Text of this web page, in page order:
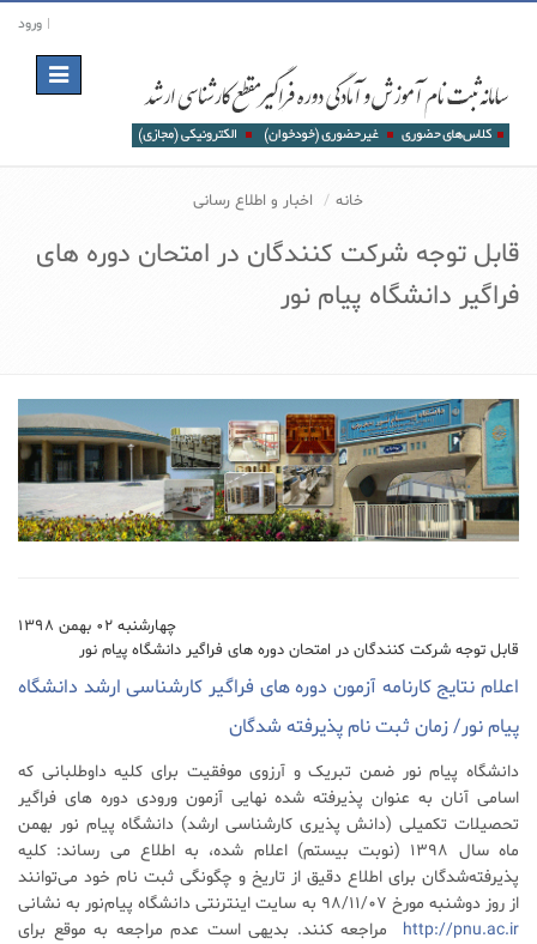
ورود
Toggle
navigation
خانه اخبار و اطلاع رسانی
قابل توجه شرکت کنندگان در امتحان دوره های
فراگیر دانشگاه پیام نور
چهارشنبه ۰۲ بهمن ۱۳۹۸
قابل توجه شرکت کنندگان در امتحان دوره های فراگیر دانشگاه پیام نور
اعلام نتایج کارنامه آزمون دوره های فراگیر کارشناسی ارشد دانشگاه
پیام نور/ زمان ثبت نام پذیرفته شدگان
دانشگاه پیام نور ضمن تبریک و آرزوی موفقیت برای کلیه داوطلبانی که
اسامی آنان به عنوان پذیرفته شده نهایی آزمون ورودی دوره های فراگیر
تحصیلات تکمیلی (دانش پذیری کارشناسی ارشد) دانشگاه پیام نور بهمن
ماه سال 1398 (نوبت بیستم) اعلام شده، به اطلاع می رساند: کلیه
پذیرفته‌شدگان برای اطلاع دقیق از تاریخ و چگونگی ثبت نام خود می‌توانند
از روز دوشنبه مورخ 98/11/07 به سایت اینترنتی دانشگاه پیام‌نور به نشانی
http://pnu.ac.ir مراجعه کنند. بدیهی است عدم مراجعه به موقع برای